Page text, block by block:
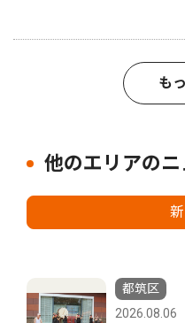
も
他のエリアのニ
都筑区
2026.08.06